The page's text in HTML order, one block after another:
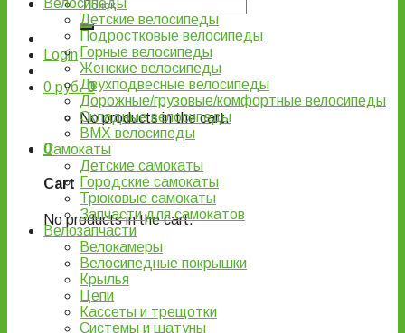
Login
0 руб. 0
No products in the cart.
0
Cart
No products in the cart.
Велосипеды
Детские велосипеды
Подростковые велосипеды
Горные велосипеды
Женские велосипеды
Двухподвесные велосипеды
Дорожные/грузовые/комфортные велосипеды
Складные велосипеды
BMX велосипеды
Самокаты
Детские самокаты
Городские самокаты
Трюковые самокаты
Запчасти для самокатов
Велозапчасти
Велокамеры
Велосипедные покрышки
Крылья
Цепи
Кассеты и трещотки
Системы и шатуны